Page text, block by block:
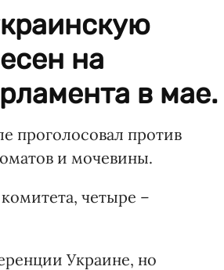
на
в мае.
проголосовал против
и мочевины.
четыре –
Украине, но